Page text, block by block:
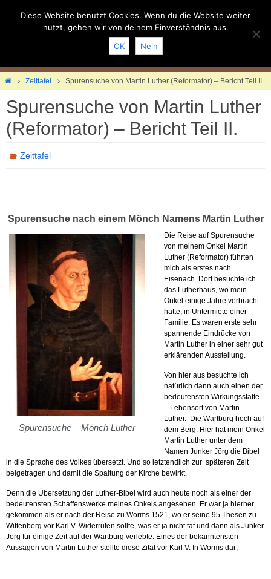
HomeZeittafel Spurensuche von Martin Luther (Reformator) – Bericht Teil II.
Spurensuche von Martin Luther
(Reformator) – Bericht Teil II.
Zeittafel
Spurensuche nach einem Mönch Namens Martin Luther
Spurensuche – Mönch Luther
Die Reise auf Spurensuche
von meinem Onkel Martin
Luther (Reformator) führten
mich als erstes nach
Eisenach. Dort besuchte ich
das Lutherhaus, wo mein
Onkel einige Jahre verbracht
hatte, in Untermiete einer
Familie. Es waren erste sehr
spannende Eindrücke von
Martin Luther in einer sehr gut
erklärenden Ausstellung.
Von hier aus besuchte ich
natürlich dann auch einen der
bedeutensten Wirkungsstätte
– Lebensort von Martin
Luther. Die Wartburg hoch auf
dem Berg. Hier hat mein Onkel
Martin Luther unter dem
Namen Junker Jörg die Bibel
in die Sprache des Volkes übersetzt. Und so letztendlich zur späteren Zeit
beigetragen und damit die Spaltung der Kirche bewirkt.
Denn die Übersetzung der Luther-Bibel wird auch heute noch als einer der
bedeutensten Schaffenswerke meines Onkels angesehen. Er war ja hierher
gekommen als er nach der Reise zu Worms 1521, wo er seine 95 Thesen zu
Wittenberg vor Karl V. Widerrufen sollte, was er ja nicht tat und dann als Junker
Jörg für einige Zeit auf der Wartburg verlebte. Eines der bekanntensten
Aussagen von Martin Luther stellte diese Zitat vor Karl V. In Worms dar;
Diese Website benutzt Cookies. Wenn du die Website weiter
nutzt, gehen wir von deinem Einverständnis aus.
OK
Nein